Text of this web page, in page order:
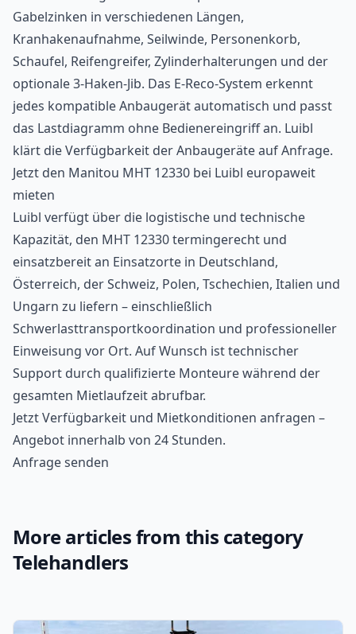
Gabelzinken in verschiedenen Längen,
Kranhakenaufnahme, Seilwinde, Personenkorb,
Schaufel, Reifengreifer, Zylinderhalterungen und der
optionale 3-Haken-Jib. Das E-Reco-System erkennt
jedes kompatible Anbaugerät automatisch und passt
das Lastdiagramm ohne Bedienereingriff an. Luibl
klärt die Verfügbarkeit der Anbaugeräte auf Anfrage.
Jetzt den Manitou MHT 12330 bei Luibl europaweit
mieten
Luibl verfügt über die logistische und technische
Kapazität, den MHT 12330 termingerecht und
einsatzbereit an Einsatzorte in Deutschland,
Österreich, der Schweiz, Polen, Tschechien, Italien und
Ungarn zu liefern – einschließlich
Schwerlasttransportkoordination und professioneller
Einweisung vor Ort. Auf Wunsch ist technischer
Support durch qualifizierte Monteure während der
gesamten Mietlaufzeit abrufbar.
Jetzt Verfügbarkeit und Mietkonditionen anfragen –
Angebot innerhalb von 24 Stunden.
Anfrage senden
More articles from this category
Telehandlers